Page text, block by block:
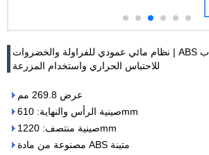
نظام مائي عمودي للفراولة والخضروات | ABS بلاستيك مزراب
للاحتباس الحراري واستخدام المزرعة
عرض 269.8 مم
صينية الرأس والنهاية: 610mm
صينية منتصف: 1220mm
مصنوعة من مادة ABS متينة